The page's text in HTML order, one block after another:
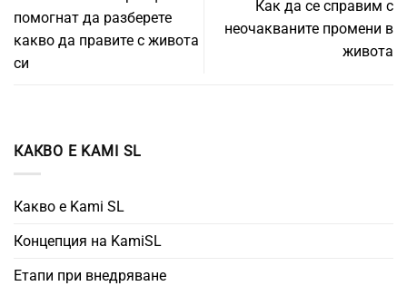
помогнат да разберете
какво да правите с живота
си
Как да се справим с
неочакваните промени в
живота
КАКВО Е KAMI SL
Какво е Kami SL
Концепция на KamiSL
Етапи при внедряване